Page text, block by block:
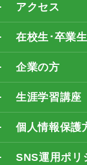
アクセス
在校生･卒業
企業の方
生涯学習講座
個人情報保護
SNS運用ポリ